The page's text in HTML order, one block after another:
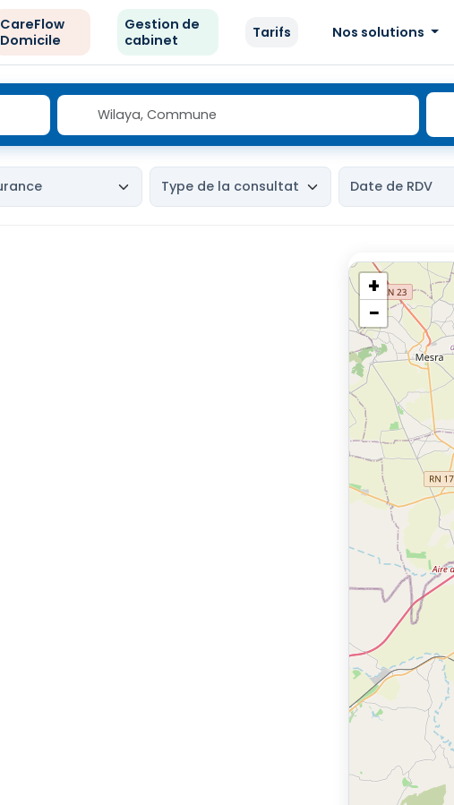
CareFlow
Domicile
Gestion de
cabinet
Tarifs Nos solutions
+
−